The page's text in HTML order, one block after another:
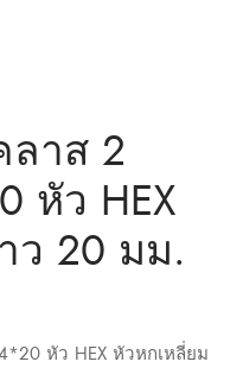
าส 2
หัว HEX
ว 20 มม.
หัว HEX หัวหกเหลี่ยม